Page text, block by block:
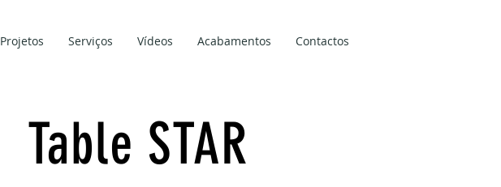
Projetos Serviços Vídeos Acabamentos Contactos
Table STAR